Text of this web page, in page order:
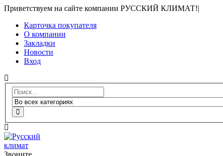
Приветствуем на сайте компании РУССКИЙ КЛИМАТ!|
Карточка покупателя
О компании
Закладки
Новости
Вход
Звоните